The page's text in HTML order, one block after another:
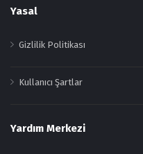
Yasal
Gizlilik Politikası
Kullanıcı Şartlar
Yardım Merkezi